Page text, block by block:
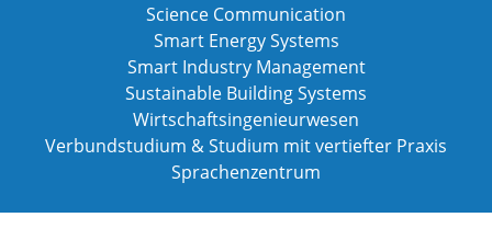
Science Communication
Smart Energy Systems
Smart Industry Management
Sustainable Building Systems
Wirtschaftsingenieurwesen
Verbundstudium & Studium mit vertiefter Praxis
Sprachenzentrum